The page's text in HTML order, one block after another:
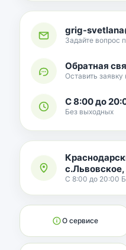
grig-
Задайте вопрос
Обратная
Оставить заявку
С 8:00 до
Без выходных
с.Львовское,
С 8:00 до 20:00
О сервисе